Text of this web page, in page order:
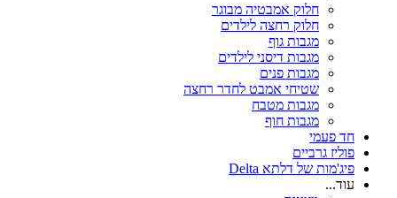
חלוק אמבטיה מבוגר
חלוק רחצה לילדים
מגבות גוף
מגבות דיסני לילדים
מגבות פנים
שטיחי אמבט לחדר רחצה
מגבות מטבח
מגבות חוף
חד פעמי
פוליז גרביים
פיג'מות של דלתא Delta
עוד...